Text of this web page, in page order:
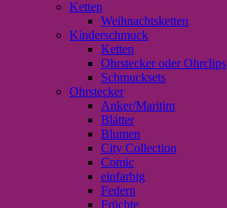
Ketten
Weihnachtsketten
Kinderschmuck
Ketten
Ohrstecker oder Ohrclips
Schmucksets
Ohrstecker
Anker/Maritim
Blätter
Blumen
City Collection
Comic
einfarbig
Federn
Früchte